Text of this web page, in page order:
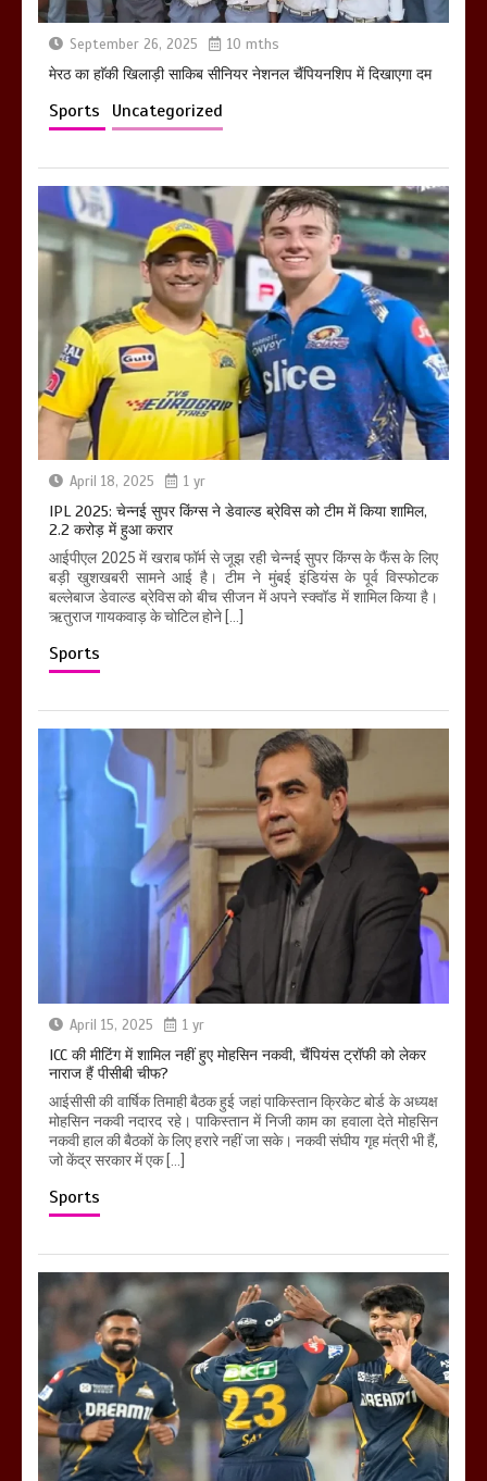
September 26, 2025 10 mths
मेरठ का हाॅकी खिलाड़ी साकिब सीनियर नेशनल चैंपियनशिप में दिखाएगा दम
Sports Uncategorized
April 18, 2025 1 yr
IPL 2025: चेन्नई सुपर किंग्स ने डेवाल्ड ब्रेविस को टीम में किया शामिल,
2.2 करोड़ में हुआ करार
आईपीएल 2025 में खराब फॉर्म से जूझ रही चेन्नई सुपर किंग्स के फैंस के लिए
बड़ी खुशखबरी सामने आई है। टीम ने मुंबई इंडियंस के पूर्व विस्फोटक
बल्लेबाज डेवाल्ड ब्रेविस को बीच सीजन में अपने स्क्वॉड में शामिल किया है।
ऋतुराज गायकवाड़ के चोटिल होने […]
Sports
April 15, 2025 1 yr
ICC की मीटिंग में शामिल नहीं हुए मोहसिन नकवी, चैंपियंस ट्रॉफी को लेकर
नाराज हैं पीसीबी चीफ?
आईसीसी की वार्षिक तिमाही बैठक हुई जहां पाकिस्तान क्रिकेट बोर्ड के अध्यक्ष
मोहसिन नकवी नदारद रहे। पाकिस्तान में निजी काम का हवाला देते मोहसिन
नकवी हाल की बैठकों के लिए हरारे नहीं जा सके। नकवी संघीय गृह मंत्री भी हैं,
जो केंद्र सरकार में एक […]
Sports